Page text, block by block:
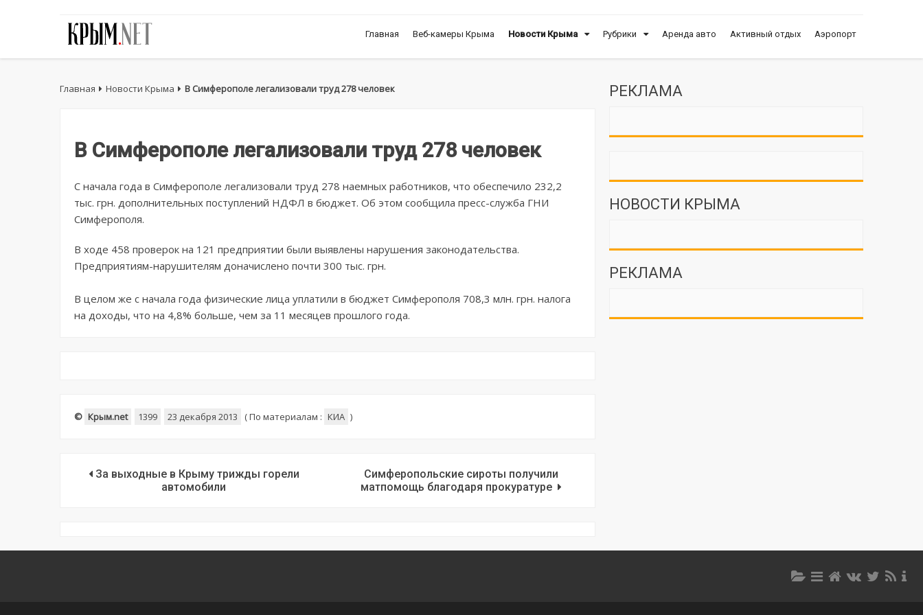
Главная Веб-камеры Крыма Новости Крыма Рубрики Аренда авто Активный отдых Аэропорт
Главная Новости Крыма В Симферополе легализовали труд 278 человек
В Симферополе легализовали труд 278 человек
С начала года в Симферополе легализовали труд 278 наемных работников, что обеспечило 232,2
тыс. грн. дополнительных поступлений НДФЛ в бюджет. Об этом сообщила пресс-служба ГНИ
Симферополя.
В ходе 458 проверок на 121 предприятии были выявлены нарушения законодательства.
Предприятиям-нарушителям доначислено почти 300 тыс. грн.
В целом же с начала года физические лица уплатили в бюджет Симферополя 708,3 млн. грн. налога
на доходы, что на 4,8% больше, чем за 11 месяцев прошлого года.
© Крым.net 1399 23 декабря 2013 (По материалам : КИА )
За выходные в Крыму трижды горели
автомобили
Симферопольские сироты получили
матпомощь благодаря прокуратуре
РЕКЛАМА
НОВОСТИ КРЫМА
РЕКЛАМА